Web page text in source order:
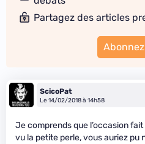
Partagez des articles
ScicoPat
Le 14/02/2018 à 14h58
Je comprends que l’occasion
vu la petite perle, vous auriez pu